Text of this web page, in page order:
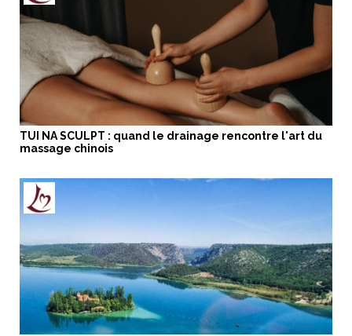
TUI NA SCULPT : quand le drainage rencontre l'art du
massage chinois